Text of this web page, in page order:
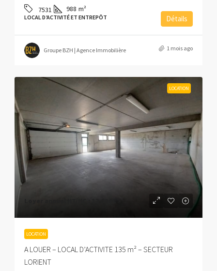
7531 988 m²
LOCAL D’ACTIVITÉ ET ENTREPÔT Détails
Groupe BZH | Agence Immobilière 1 mois ago
LOCATION
LOCATION
A LOUER – LOCAL D’ACTIVITE 135 m² – SECTEUR
LORIENT